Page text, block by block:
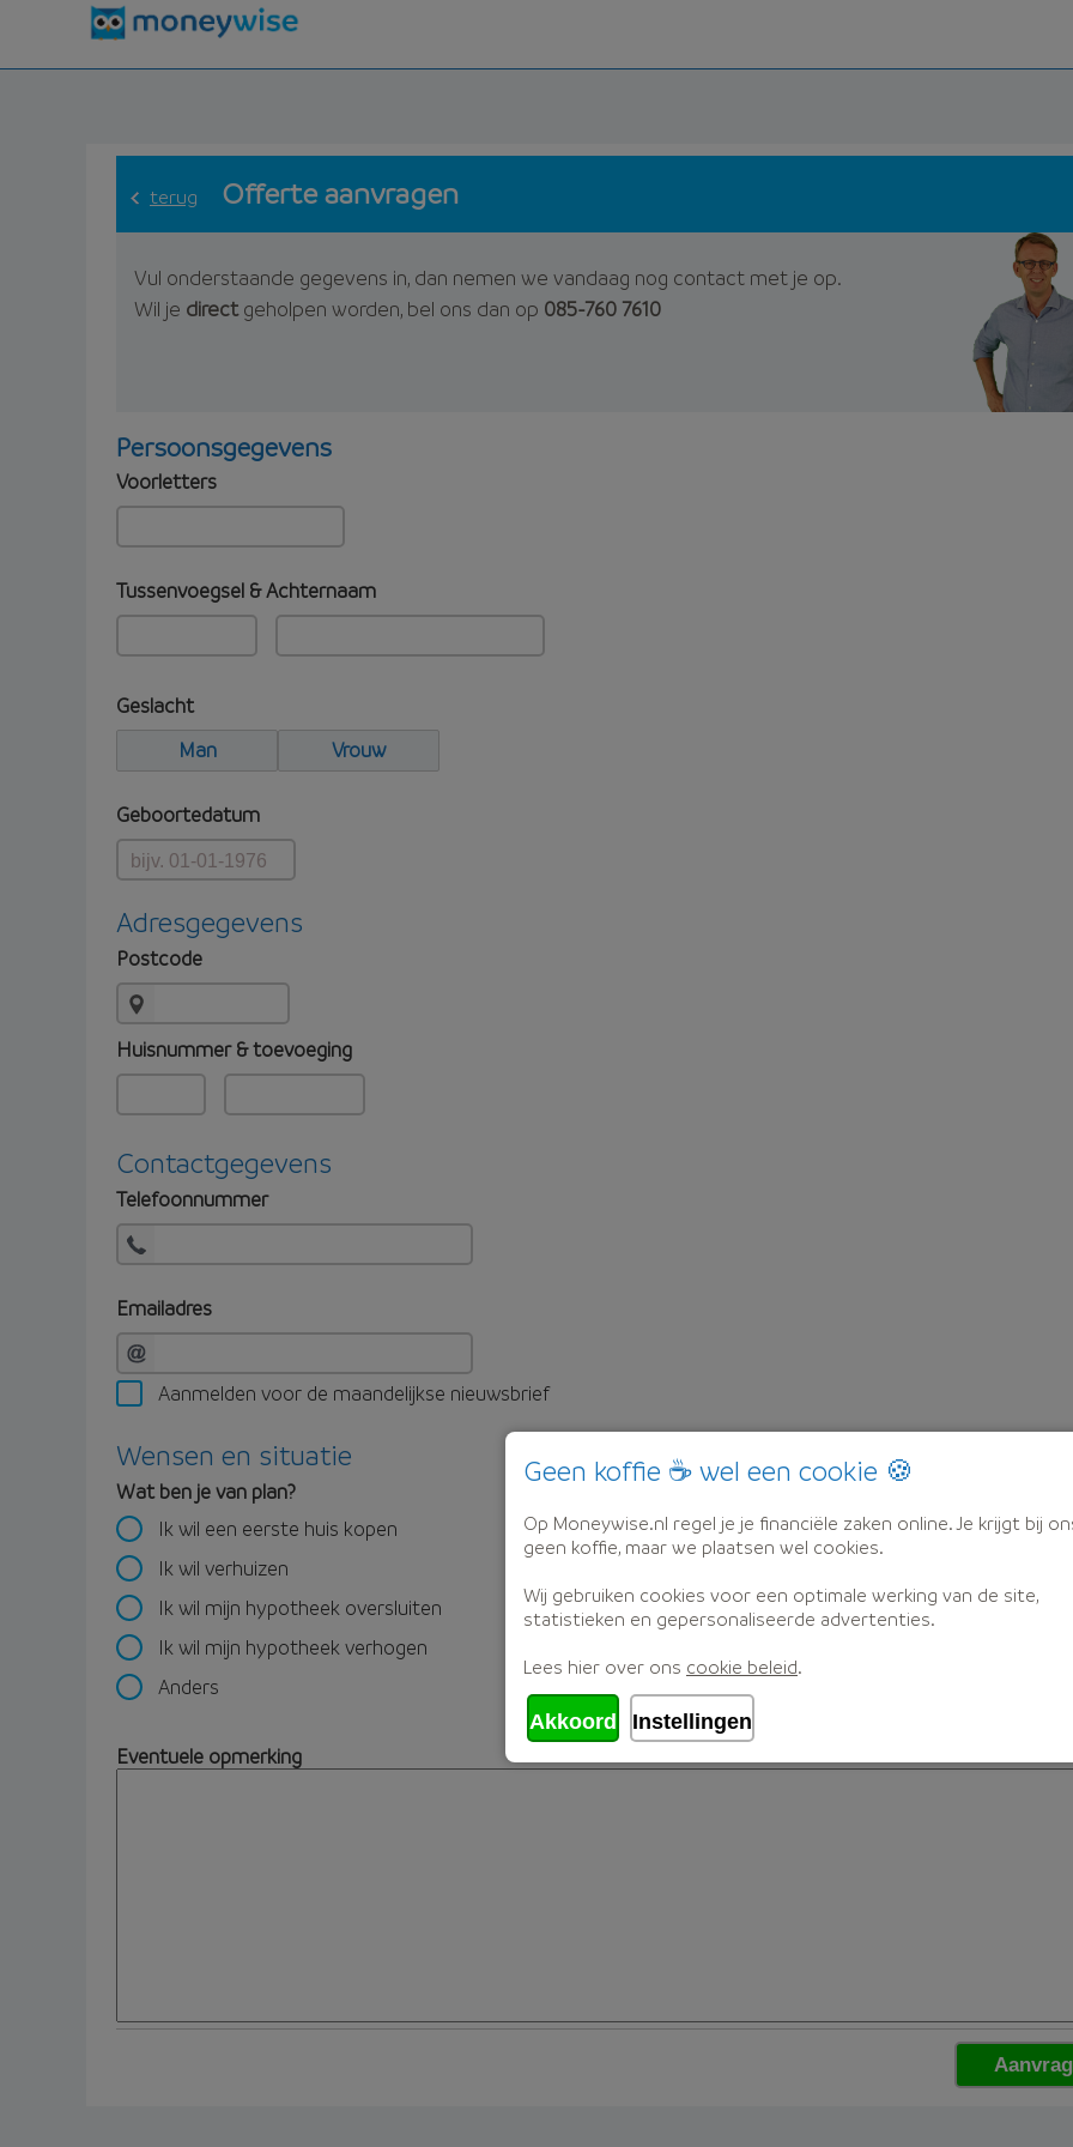
terug Offerte aanvragen
Vul onderstaande gegevens in, dan nemen we vandaag nog contact met je op.
Wil je directgeholpen worden, bel ons dan op 085-760 7610
Persoonsgegevens
Voorletters
Tussenvoegsel & Achternaam
Geslacht
Man
Vrouw
Geboortedatum
Adresgegevens
Postcode
Huisnummer & toevoeging
Contactgegevens
Telefoonnummer
Emailadres
Aanmelden voor de maandelijkse nieuwsbrief
Wensen en situatie
Wat ben je van plan?
Ik wil een eerste huis kopen
Ik wil verhuizen
Ik wil mijn hypotheek oversluiten
Ik wil mijn hypotheek verhogen
Anders
Eventuele opmerking
Geen koffie ☕ wel een cookie 🍪
Op Moneywise.nl regel je je financiële zaken online. Je krijgt bij
geen koffie, maar we plaatsen wel cookies.
Wij gebruiken cookies voor een optimale werking van de site,
statistieken en gepersonaliseerde advertenties.
Lees hier over ons cookie beleid.
Akkoord Instellingen